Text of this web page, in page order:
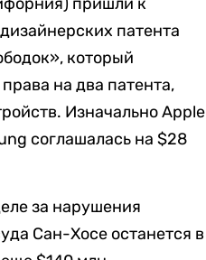
патента
который
на два патента,
Изначально Apple
соглашалась на $28
за нарушения
Сан-Хосе останется в